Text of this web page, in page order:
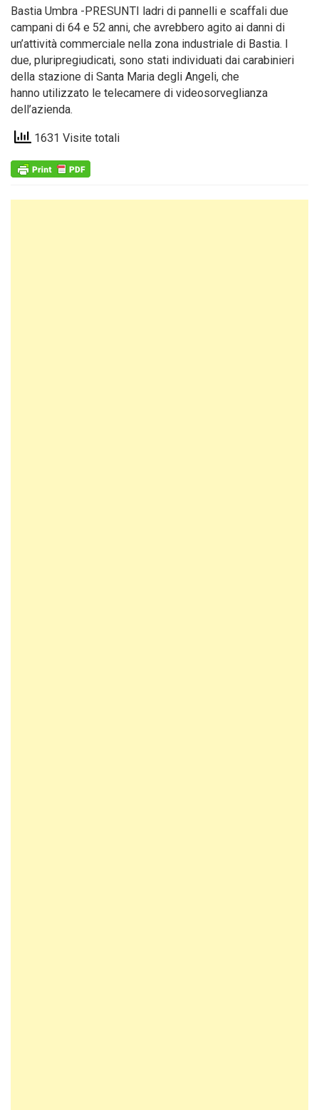
Bastia Umbra -PRESUNTI ladri di pannelli e scaffali due
campani di 64 e 52 anni, che avrebbero agito ai danni di
un’attività commerciale nella zona industriale di Bastia. I
due, pluripregiudicati, sono stati individuati dai carabinieri
della stazione di Santa Maria degli Angeli, che
hanno utilizzato le telecamere di videosorveglianza
dell’azienda.
1631 Visite totali